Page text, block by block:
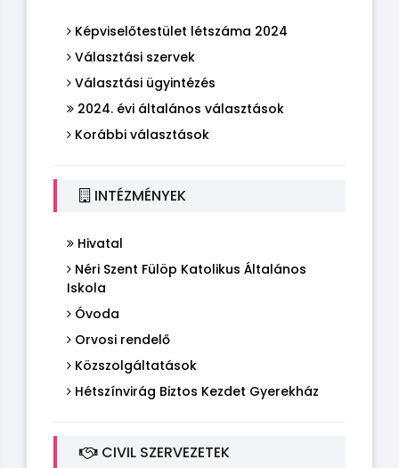
Képviselőtestület létszáma 2024
Választási szervek
Választási ügyintézés
2024. évi általános választások
Korábbi választások
INTÉZMÉNYEK
Hivatal
Néri Szent Fülöp Katolikus Általános
Iskola
Óvoda
Orvosi rendelő
Közszolgáltatások
Hétszínvirág Biztos Kezdet Gyerekház
CIVIL SZERVEZETEK